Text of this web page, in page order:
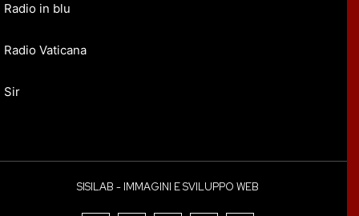
Radio in blu
Radio Vaticana
Sir
SISILAB - IMMAGINI E SVILUPPO WEB